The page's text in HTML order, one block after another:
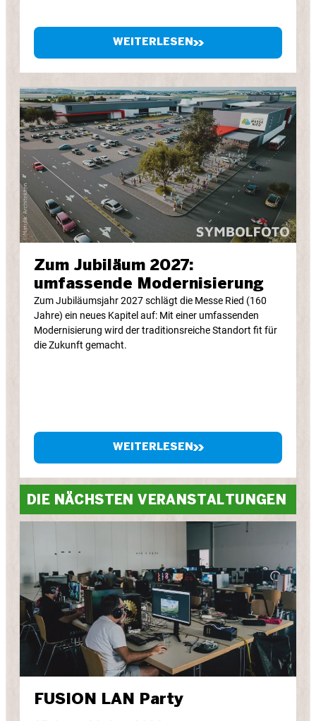
WEITERLESEN
Zum Jubiläum 2027:
umfassende Modernisierung
Zum Jubiläumsjahr 2027 schlägt die Messe Ried (160
Jahre) ein neues Kapitel auf: Mit einer umfassenden
Modernisierung wird der traditionsreiche Standort fit für
die Zukunft gemacht.
WEITERLESEN
DIE NÄCHSTEN VERANSTALTUNGEN
FUSION LAN Party